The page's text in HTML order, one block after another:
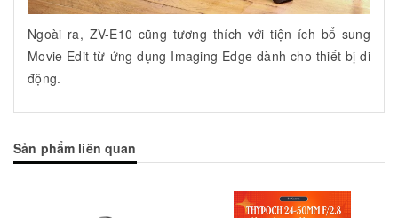
Ngoài ra, ZV-E10 cũng tương thích với tiện ích bổ sung
Movie Edit từ ứng dụng Imaging Edge dành cho thiết bị di
động.
Sản phẩm liên quan